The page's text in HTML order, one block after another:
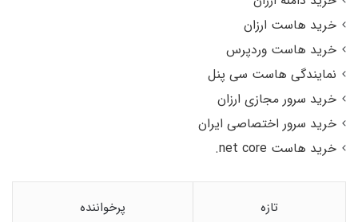
خرید هاست ارزان
خرید هاست وردپرس
نمایندگی هاست سی پنل
خرید سرور مجازی ارزان
خرید سرور اختصاصی ایران
خرید هاست net core.
تازه پرخواننده